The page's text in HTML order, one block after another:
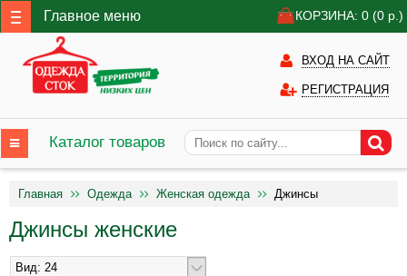
Главное меню КОРЗИНА: 0 (0 р.)
ВХОД НА САЙТ
РЕГИСТРАЦИЯ
Каталог товаров
Главная Одежда Женская одежда Джинсы
Джинсы женские